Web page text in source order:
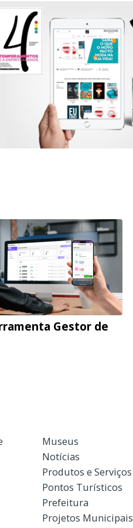
Gestor de
Museus
Notícias
Produtos e Serviços
Pontos Turísticos
Prefeitura
Projetos Municipais